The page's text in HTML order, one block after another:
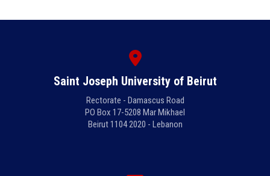
Saint Joseph University of Beirut
Rectorate - Damascus Road
PO Box 17-5208 Mar Mikhael
Beirut 1104 2020 - Lebanon